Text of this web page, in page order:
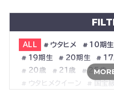
ALL ウタヒメ 10期生
19期生
20期生 17
20歳
21歳 25歳
ウタヒメクイーン
国宝級